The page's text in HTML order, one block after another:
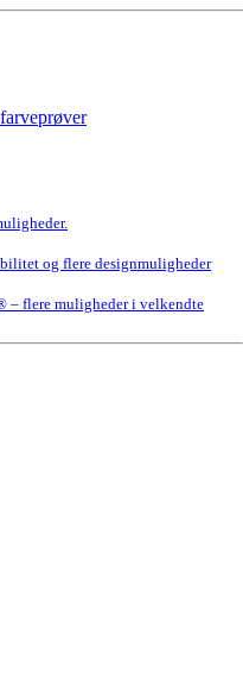
og flere designmuligheder
– flere muligheder i velkendte